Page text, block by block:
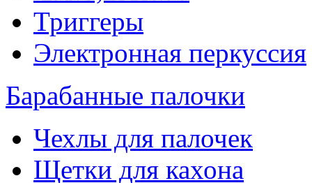
Триггеры
Электронная перкуссия
Барабанные палочки
Чехлы для палочек
Щетки для кахона